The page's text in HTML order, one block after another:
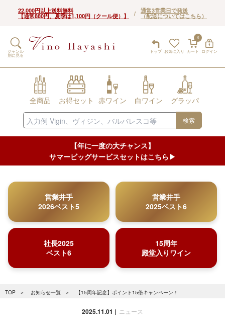
22,000円以上送料無料
【通常880円、夏季は1,100円（クール便）】 / 通常3営業日で発送
（配送についてはこちら）
トップ お気に入り
0
カート ログイン
ジャンル
別に見る
全商品 お得セット 赤ワイン 白ワイン グラッパ
検索
【年に一度の大チャンス】
サマービッグサービスセットはこちら▶︎
営業井手
2026ベスト5
営業井手
2025ベスト6
社長2025
ベスト6
15周年
殿堂入りワイン
TOP お知らせ一覧 【15周年記念】ポイント15倍キャンペーン！
2025.11.01 ニュース